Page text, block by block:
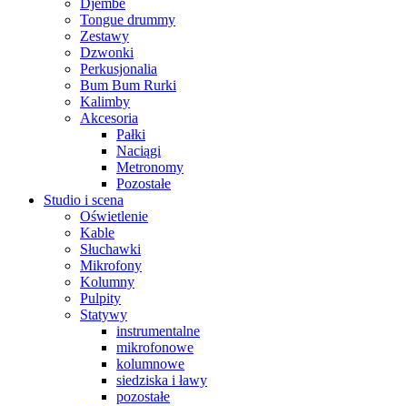
Djembe
Tongue drummy
Zestawy
Dzwonki
Perkusjonalia
Bum Bum Rurki
Kalimby
Akcesoria
Pałki
Naciągi
Metronomy
Pozostałe
Studio i scena
Oświetlenie
Kable
Słuchawki
Mikrofony
Kolumny
Pulpity
Statywy
instrumentalne
mikrofonowe
kolumnowe
siedziska i ławy
pozostałe